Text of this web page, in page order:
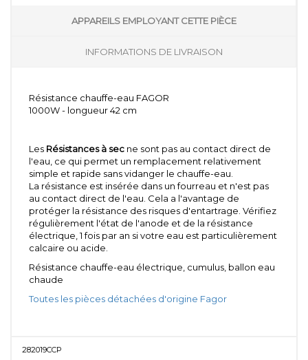
APPAREILS EMPLOYANT CETTE PIÈCE
INFORMATIONS DE LIVRAISON
Résistance chauffe-eau FAGOR
1000W - longueur 42 cm
Les Résistances à sec ne sont pas au contact direct de
l'eau, ce qui permet un remplacement relativement
simple et rapide sans vidanger le chauffe-eau.
La résistance est insérée dans un fourreau et n'est pas
au contact direct de l'eau. Cela a l'avantage de
protéger la résistance des risques d'entartrage. Vérifiez
régulièrement l'état de l'anode et de la résistance
électrique, 1 fois par an si votre eau est particulièrement
calcaire ou acide.
Résistance chauffe-eau électrique, cumulus, ballon eau
chaude
Toutes les pièces détachées d'origine Fagor
282019CCP